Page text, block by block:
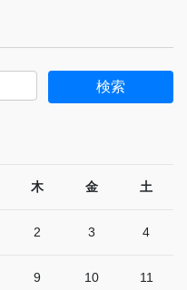
木 金 土
2 3 4
9 10 11